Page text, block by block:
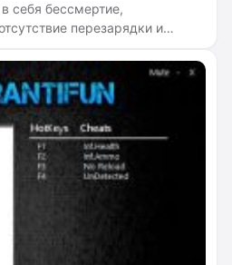
себя бессмертие,
перезарядки и
удара, отключение
а также телепортацию.